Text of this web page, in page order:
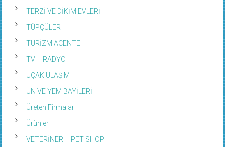
TERZİ VE DİKİM EVLERİ
TÜPÇÜLER
TURİZM ACENTE
TV – RADYO
UÇAK ULAŞIM
UN VE YEM BAYİLERİ
Üreten Firmalar
Ürünler
VETERİNER – PET SHOP